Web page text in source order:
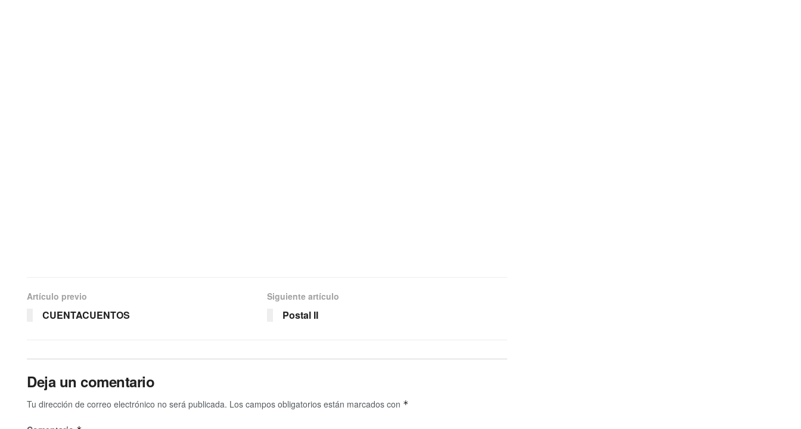
Artículo previo
CUENTACUENTOS
Siguiente artículo
Postal II
Deja un comentario
Tu dirección de correo electrónico no será publicada. Los campos obligatorios están marcados con *